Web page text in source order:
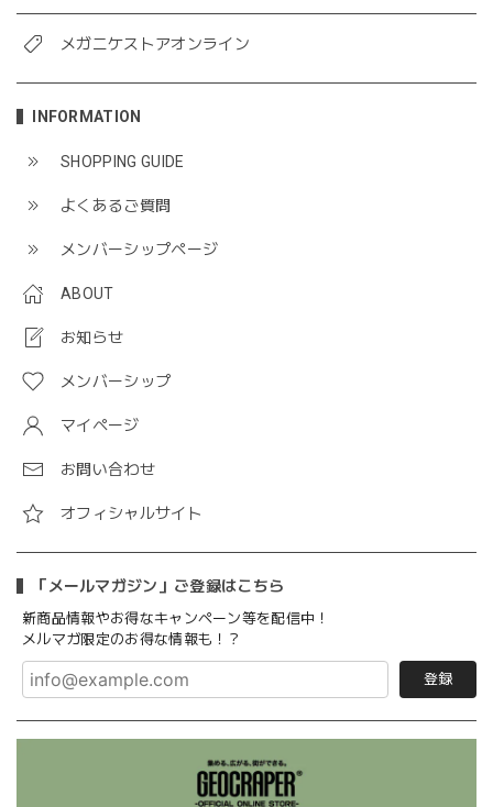
メガニケストアオンライン
INFORMATION
SHOPPING GUIDE
よくあるご質問
メンバーシップページ
ABOUT
お知らせ
メンバーシップ
マイページ
お問い合わせ
オフィシャルサイト
「メールマガジン」ご登録はこちら
新商品情報やお得なキャンペーン等を配信中！
メルマガ限定のお得な情報も！？
登録